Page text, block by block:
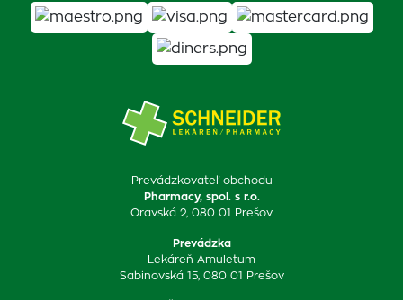
Prevádzkovateľ obchodu
Pharmacy, spol. s r.o.
Oravská 2, 080 01 Prešov
Prevádzka
Lekáreň Amuletum
Sabinovská 15, 080 01 Prešov